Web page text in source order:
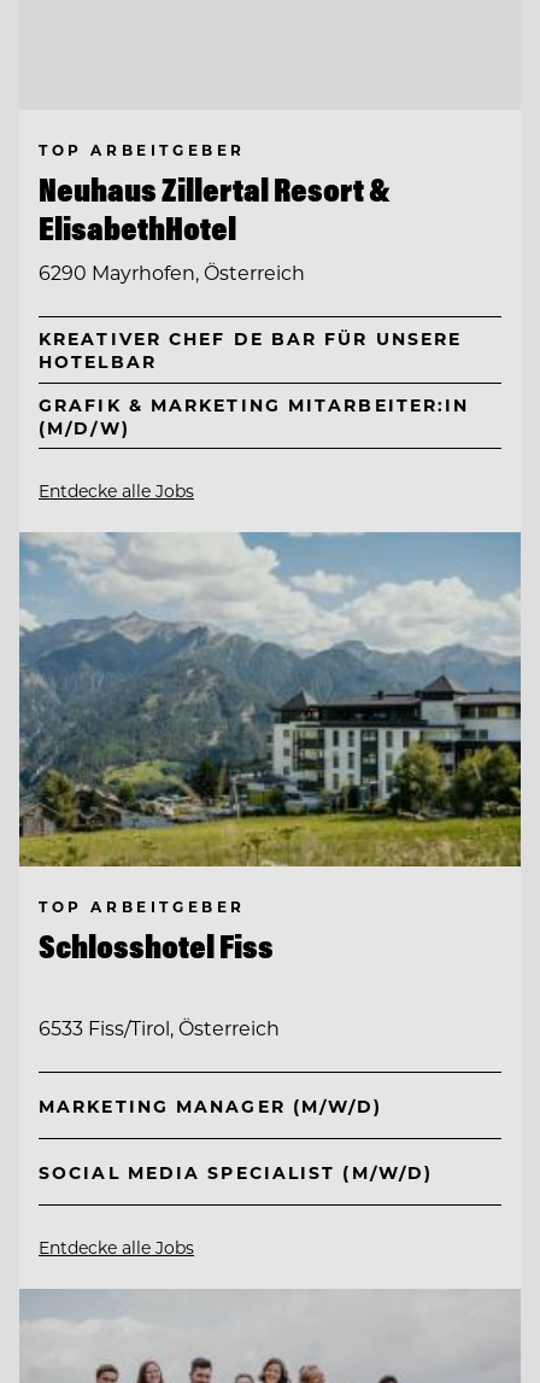
TOP ARBEITGEBER
Neuhaus Zillertal Resort &
ElisabethHotel
6290 Mayrhofen, Österreich
KREATIVER CHEF DE BAR FÜR UNSERE
HOTELBAR
GRAFIK & MARKETING MITARBEITER:IN
(M/D/W)
Entdecke alle Jobs
TOP ARBEITGEBER
Schlosshotel Fiss
6533 Fiss/Tirol, Österreich
MARKETING MANAGER (M/W/D)
SOCIAL MEDIA SPECIALIST (M/W/D)
Entdecke alle Jobs